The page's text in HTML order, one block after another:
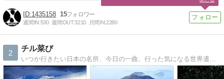
1435158 15
週間IN:530 週間OUT:3210 月間IN:2280
2
チル菜び